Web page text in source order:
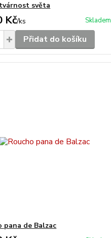
světa
Kč/ks Skladem
Přidat do košíku
pana de Balzac